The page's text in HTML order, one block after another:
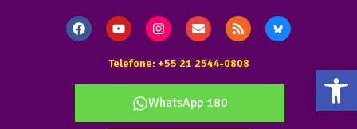
Telefone: +55 21 2544-0808
WhatsApp 180